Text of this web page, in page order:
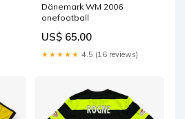
Dänemark WM 2006
onefootball
US$ 65.00
★★★★★ 4.5 (16 reviews)